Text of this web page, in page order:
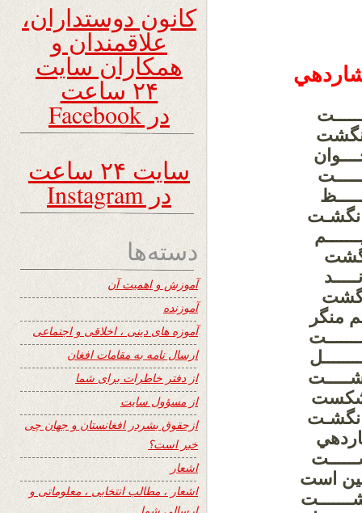
منگر
است
کانون دوستداران،
علاقمندان و
همکاران سایت
۲۴ ساعت
در Facebook
سایت ۲۴ ساعت
در Instagram
دسته‌ها
آموزش و اهمیت آن
آموزنده
آموزه های دینی ، اخلاقی و اجتماعی
ارسال نامه به مقامات افغان
از دفتر خاطرات برای شما
از مسؤول سایت
ازحقوق بشردر افغانستان و جهان چی
خبر است؟
اشعار
اشعار ، مطالب انتخابی ، معلوماتی و